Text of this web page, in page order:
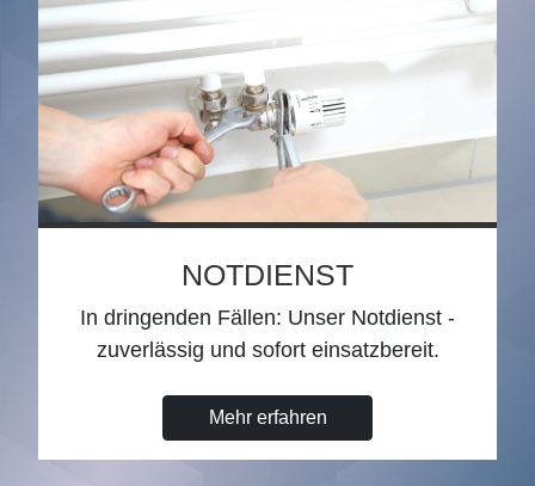
NOTDIENST
In dringenden Fällen: Unser Notdienst -
zuverlässig und sofort einsatzbereit.
Mehr erfahren